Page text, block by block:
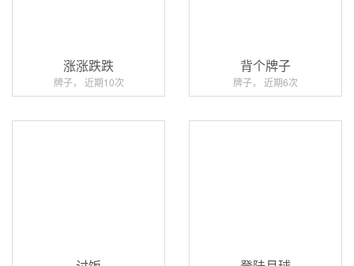
涨涨跌跌
牌子， 近期10次
背个牌子
牌子， 近期6次